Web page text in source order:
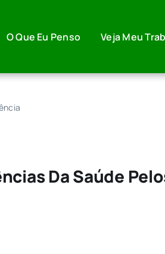
O Que Eu Penso Veja Meu
Da Saúde